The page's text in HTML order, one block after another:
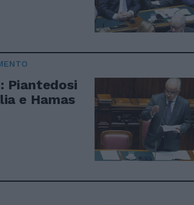
Piantedosi
e Hamas